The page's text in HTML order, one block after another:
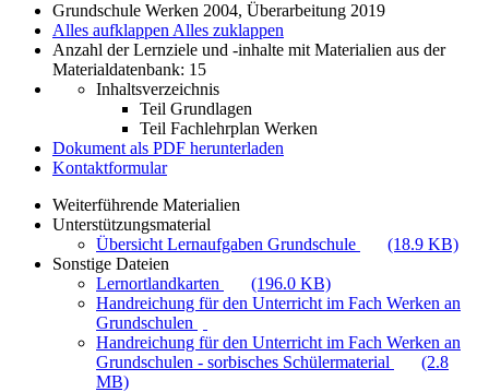
Grundschule Werken 2004, Überarbeitung 2019
Alles aufklappen Alles zuklappen
Anzahl der Lernziele und -inhalte mit Materialien aus der
Materialdatenbank: 15
Inhaltsverzeichnis
Teil Grundlagen
Teil Fachlehrplan Werken
Dokument als PDF herunterladen
Kontaktformular
Weiterführende Materialien
Unterstützungsmaterial
Übersicht Lernaufgaben Grundschule
(18.9 KB)
Sonstige Dateien
Lernortlandkarten
(196.0 KB)
Handreichung für den Unterricht im Fach Werken an
Grundschulen
Handreichung für den Unterricht im Fach Werken an
Grundschulen - sorbisches Schülermaterial
(2.8
MB)